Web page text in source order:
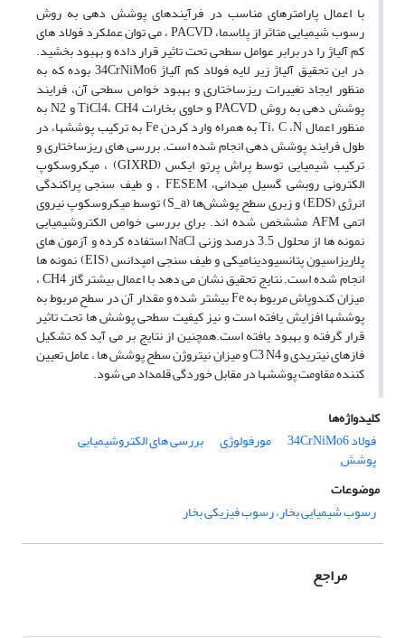
با اعمال پارامترهای مناسب در فرآیندهای پوشش دهی به روش
رسوب شیمیایی متاثر از پلاسما، PACVD ، می توان عملکرد فولاد های
کم آلیاژ را در برابر عوامل سطحی تحت تاثیر قرار داده و بهبود بخشید.
در این تحقیق آلیاژ زیر لایه فولاد کم آلیاژ 34CrNiMo6 بوده که به
منظور ایجاد تغییرات ریزساختاری و بهبود خواص سطحی آن، فرایند
پوشش دهی به روش PACVD و حاوی بخارات TiCl4، CH4 و N2 به
منظور اعمال Ti، C ،N به همراه وارد کردن Fe به ترکیب پوششها، در
طول فرایند پوشش دهی انجام شده است. بررسی های ریزساختاری و
ترکیب شیمیایی توسط پراش پرتو ایکس (GIXRD) ، میکروسکوپ
الکترونی روبشی گسیل میدانی، FESEM ، و طیف سنجی پراکندگی
انرژی (EDS) و زبری سطح پوشش‌ها (S_a) توسط میکروسکوپ نیروی
اتمی AFM مششخص شده اند. برای بررسی خواص الکتروشیمیایی
نمونه ها از محلول 3.5 درصد وزنی NaCl استفاده کرده و آزمون های
پلاریزاسیون پتانسیودینامیکی و طیف سنجی امپدانس (EIS) نمونه ها
انجام شده است. نتایج تحقیق نشان می دهد با اعمال بیشتر گاز CH4 ،
میزان کندوپاش مربوط به Fe بیشتر شده و مقدار آن در سطح مربوط به
پوششها افزایش یافته است و نیز کیفیت سطحی پوشش ها تحت تاثیر
قرار گرفته و بهبود یافته است.همچنین از نتایج بر می آید که تشکیل
فازهای نیتریدی و C3 N4 و میزان نیتروژن سطح پوشش ها ، عامل تعیین
کننده مقاومت پوششها در مقابل خوردگی قلمداد می شود.
کلیدواژه‌ها
فولاد 34CrNiMo6
مورفولوژی بررسی های الکتروشیمیایی
پوشش
موضوعات
رسوب شیمیایی بخار، رسوب فیزیکی بخار
مراجع